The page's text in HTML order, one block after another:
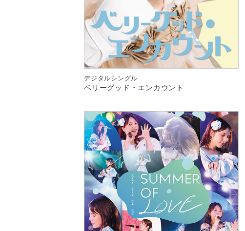
デジタルシングル
ベリーグッド・エンカウント